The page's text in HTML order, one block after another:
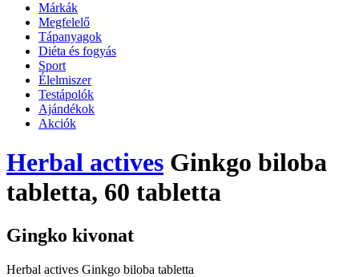
Márkák
Megfelelő
Tápanyagok
Diéta és fogyás
Sport
Élelmiszer
Testápolók
Ajándékok
Akciók
Herbal actives Ginkgo biloba
tabletta, 60 tabletta
Gingko kivonat
Herbal actives Ginkgo biloba tabletta